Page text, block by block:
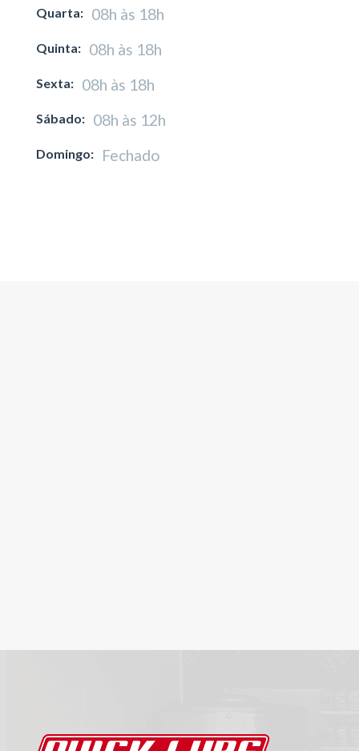
Quarta: 08h às 18h
Quinta: 08h às 18h
Sexta: 08h às 18h
Sábado: 08h às 12h
Domingo: Fechado